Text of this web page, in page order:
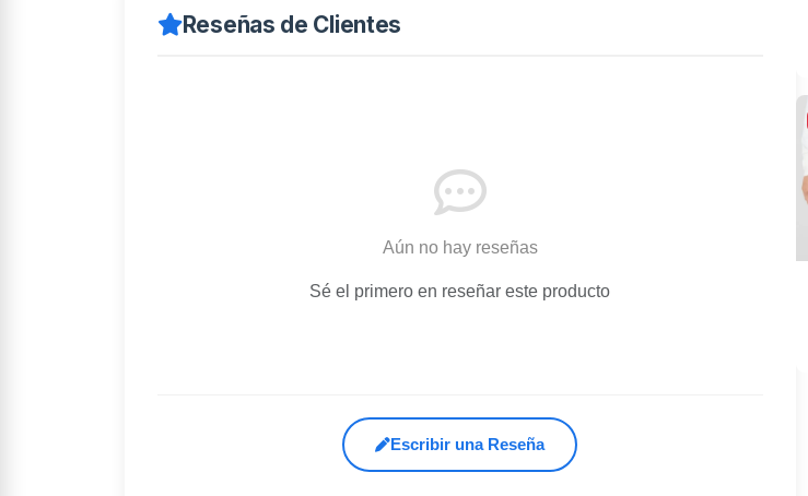
Reseñas de Clientes
Aún no hay reseñas
Sé el primero en reseñar este producto
Escribir una Reseña